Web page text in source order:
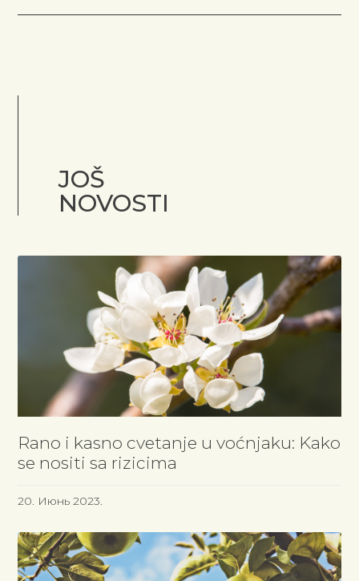
JOŠ
NOVOSTI
Rano i kasno cvetanje u voćnjaku: Kako
se nositi sa rizicima
20. Июнь 2023.